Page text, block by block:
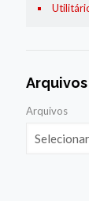
Arquivos
Arquivos